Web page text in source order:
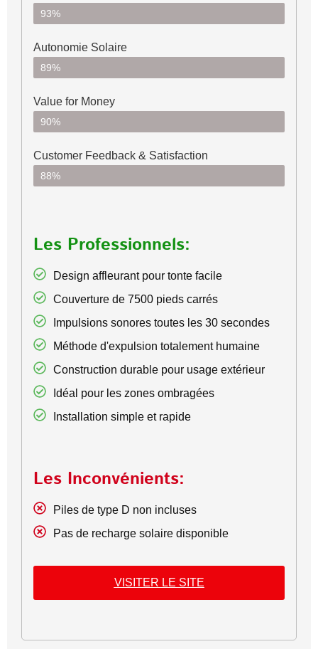
93%
Autonomie Solaire
89%
Value for Money
90%
Customer Feedback & Satisfaction​
88%
Les Professionnels:
Design affleurant pour tonte facile
Couverture de 7500 pieds carrés
Impulsions sonores toutes les 30 secondes
Méthode d'expulsion totalement humaine
Construction durable pour usage extérieur
Idéal pour les zones ombragées
Installation simple et rapide
Les Inconvénients:
Piles de type D non incluses
Pas de recharge solaire disponible
VISITER LE SITE